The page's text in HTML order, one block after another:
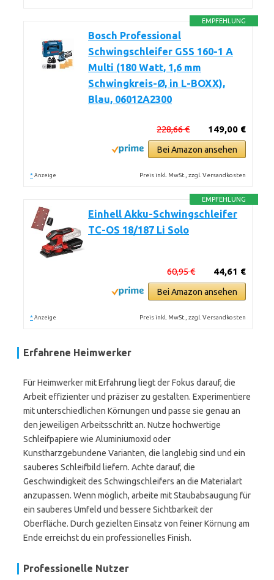
EMPFEHLUNG
Bosch Professional
Schwingschleifer GSS 160-1 A
Multi (180 Watt, 1,6 mm
Schwingkreis-Ø, in L-BOXX),
Blau, 06012A2300
149,00 €
228,66 €
Bei Amazon ansehen
* Anzeige Preis inkl. MwSt., zzgl. Versandkosten
EMPFEHLUNG
Einhell Akku-Schwingschleifer
TC-OS 18/187 Li Solo
44,61 €
60,95 €
Bei Amazon ansehen
* Anzeige Preis inkl. MwSt., zzgl. Versandkosten
Erfahrene Heimwerker
Für Heimwerker mit Erfahrung liegt der Fokus darauf, die
Arbeit effizienter und präziser zu gestalten. Experimentiere
mit unterschiedlichen Körnungen und passe sie genau an
den jeweiligen Arbeitsschritt an. Nutze hochwertige
Schleifpapiere wie Aluminiumoxid oder
Kunstharzgebundene Varianten, die langlebig sind und ein
sauberes Schleifbild liefern. Achte darauf, die
Geschwindigkeit des Schwingschleifers an die Materialart
anzupassen. Wenn möglich, arbeite mit Staubabsaugung für
ein sauberes Umfeld und bessere Sichtbarkeit der
Oberfläche. Durch gezielten Einsatz von feiner Körnung am
Ende erreichst du ein professionelles Finish.
Professionelle Nutzer